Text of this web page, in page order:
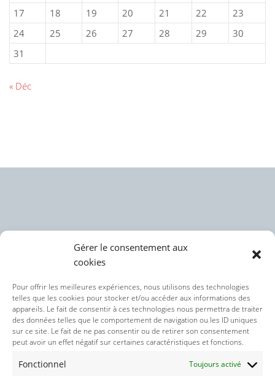
Gérer le consentement aux
cookies
Pour offrir les meilleures expériences, nous utilisons des technologies
telles que les cookies pour stocker et/ou accéder aux informations des
appareils. Le fait de consentir à ces technologies nous permettra de traiter
des données telles que le comportement de navigation ou les ID uniques
sur ce site. Le fait de ne pas consentir ou de retirer son consentement
peut avoir un effet négatif sur certaines caractéristiques et fonctions.
Fonctionnel Toujours activé
17
18 19 20 21 22
23
24
25 26 27 28 29
30
31
« Déc
Politique des cookies (UE)
Politique de confidentialité
Nos réseaux sociaux :